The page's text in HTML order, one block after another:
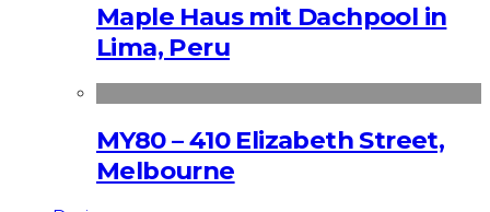
Maple Haus mit Dachpool in
Lima, Peru
MY80 – 410 Elizabeth Street,
Melbourne